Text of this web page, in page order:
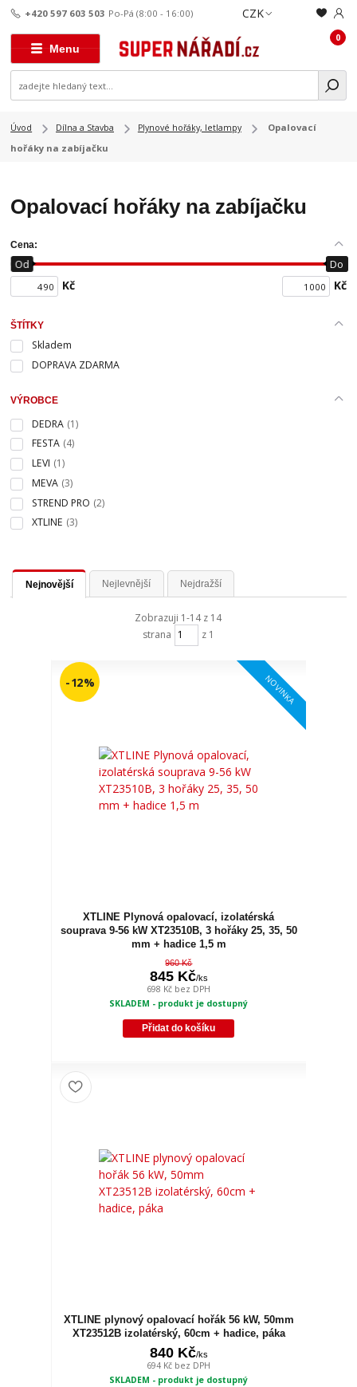
Menu
CZK
+420 597 603 503 Po-Pá (8:00 - 16:00)
0
Úvod Dílna a Stavba Plynové hořáky, letlampy
Opalovací
hořáky na zabíjačku
Opalovací hořáky na zabíjačku
Cena:
Kč
Od Do
Kč
ŠTÍTKY
Skladem
DOPRAVA ZDARMA
VÝROBCE
DEDRA (1)
FESTA (4)
LEVI (1)
MEVA (3)
STREND PRO (2)
XTLINE (3)
Nejnovější Nejlevnější Nejdražší
Zobrazuji 1-14 z 14
strana
z 1
NOVINKA
- 12 %
XTLINE Plynová opalovací, izolatérská
souprava 9-56 kW XT23510B, 3 hořáky 25, 35, 50
mm + hadice 1,5 m
960 Kč
845 Kč/ks
698 Kč bez DPH
SKLADEM - produkt je dostupný
Přidat do košíku
XTLINE plynový opalovací hořák 56 kW, 50mm
XT23512B izolatérský, 60cm + hadice, páka
840 Kč/ks
694 Kč bez DPH
SKLADEM - produkt je dostupný